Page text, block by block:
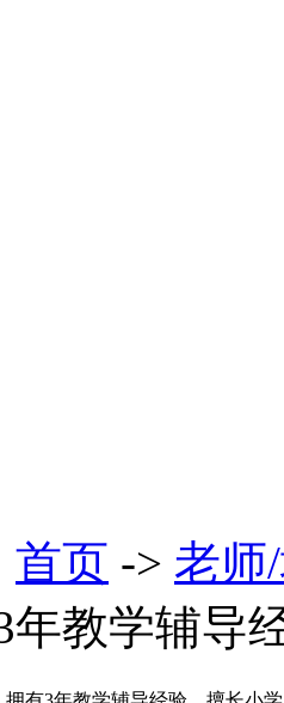
首页 -> 老师
年教学辅导